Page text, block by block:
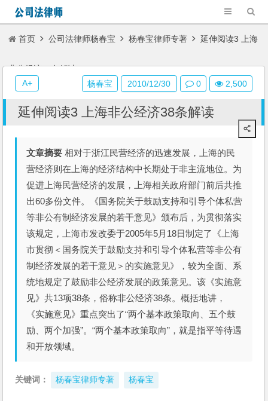
首页 公司法律师杨春宝 杨春宝律师专著 延伸阅读3 上海
非公经济38条解读
延伸阅读3 上海非公经济38条解读
文章摘要 相对于浙江民营经济的迅速发展，上海的民
营经济则在上海的经济结构中长期处于非主流地位。为
促进上海民营经济的发展，上海相关政府部门前后共推
出60多份文件。《国务院关于鼓励支持和引导个体私营
等非公有制经济发展的若干意见》颁布后，为贯彻落实
该规定，上海市发改委于2005年5月18日制定了《上海
市贯彻＜国务院关于鼓励支持和引导个体私营等非公有
制经济发展的若干意见＞的实施意见》，较为全面、系
统地规定了鼓励非公经济发展的政策意见。该《实施意
见》共13项38条，俗称非公经济38条。概括地讲，
《实施意见》重点突出了“两个基本政策取向、五个鼓
励、两个加强”。“两个基本政策取向”，就是指平等待遇
和开放领域。
关键词： 杨春宝律师专著 杨春宝
杨春宝 2010/12/30 0 2,500
A+